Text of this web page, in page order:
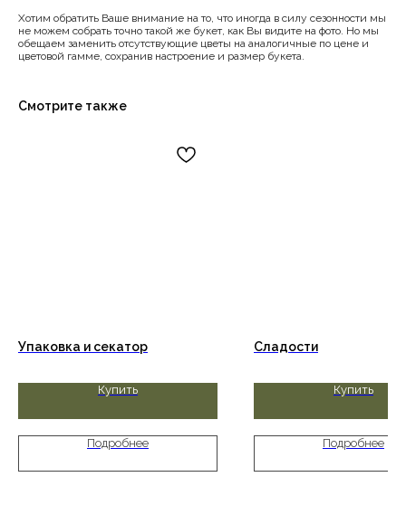
Хотим обратить Ваше внимание на то, что иногда в силу сезонности мы
не можем собрать точно такой же букет, как Вы видите на фото. Но мы
обещаем заменить отсутствующие цветы на аналогичные по цене и
цветовой гамме, сохранив настроение и размер букета.
Смотрите также
Упаковка и секатор
Купить
Подробнее
Сладости
Купить
Подробнее